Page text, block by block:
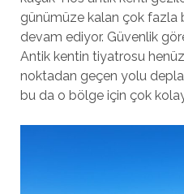
günümüze kalan çok fazla
devam ediyor. Güvenlik
Antik kentin tiyatrosu
noktadan geçen yolu
bu da o bölge için çok